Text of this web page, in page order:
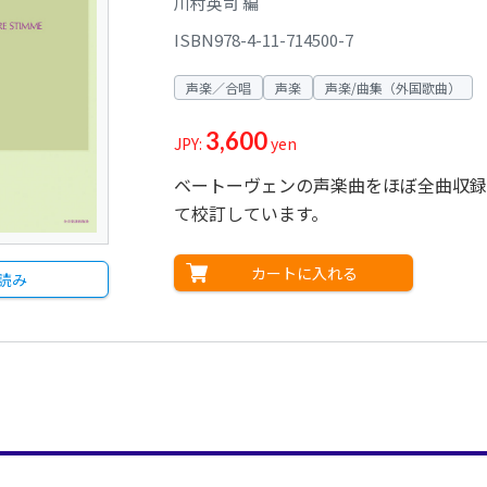
み
ISBN978-4-11-714500-7
声楽／合唱 声楽 声楽/曲集（外国歌曲）
JPY: 3,600yen
ベートーヴェンの声楽曲をほぼ全曲収
て校訂しています。
カートに入れる